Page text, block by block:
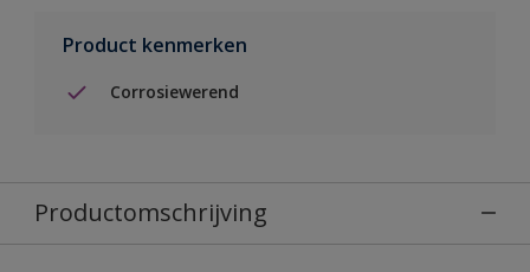
Product kenmerken
Corrosiewerend
Productomschrijving